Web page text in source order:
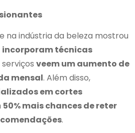
na indústria da beleza mostrou
incorporam técnicas
veem um aumento de
mensal. Além disso,
em cortes
50% mais chances de reter
.